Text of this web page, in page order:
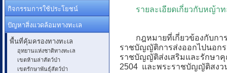
กิจกรรมการใช้ประโยชน์
ปัญหาสิ่งแวดล้อมทางทะเล
พื้นที่คุ้มครองทางทะเล
อุทยานแห่งชาติทางทะเล
เขตห้ามล่าสัตว์ป่า
เขตรักษาพันธุ์สัตว์ป่า
รายละเอียดเกี่ยวกับหญ้าท
กฎหมายที่เกี่ยวข้องกับการ
ราชบัญญัติการส่งออกไปนอก
ราชบัญญัติส่งเสริมและรักษา
2504 และพระราชบัญญัติสงว